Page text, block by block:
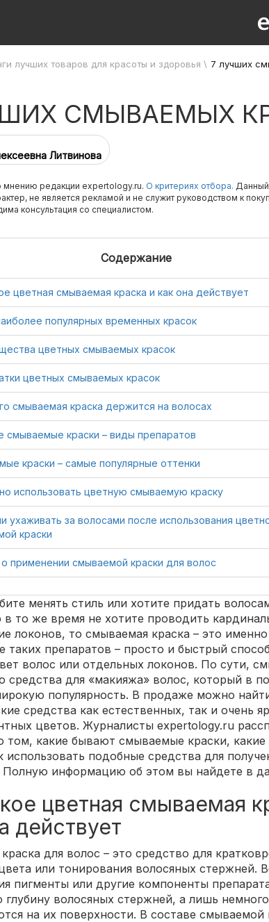
лучших товаров для красоты и здоровья \ 7 лучших
СМЫВАЕМЫХ
Литвинова
мнению редакции expertology.ru. О критериях отбора. Данный
не является рекламой и не служит руководством к
консультация со специалистом.
Содержание
цветная смываемая краска и как она действует
популярных временных красок
цветных смываемых красок
цветных смываемых красок
смываемая краска держится на волосах
смываемые краски – виды препаратов
краски – самые популярные оттенки
использовать цветную смываемую краску
ухаживать за волосами после использования
краски
применении смываемой краски для волос
менять стиль или хотите придать
в то же время не хотите проводить
локонов, то смываемая краска – это
таких препаратов – просто и быстрый
волос или отдельных локонов. По сути,
средства для «макияжа» волос, который в
популярность. В продаже можно
средства как естественных, так и очень
цветов. Журналисты expertology.ru
том, какие бывают смываемые краски,
использовать подобные средства для
Полную информацию об этом вы найдете в
цветная смываемая
действует
для волос – это средство для
или тонирования волосяных стержней.
пигменты или другие компоненты
волосяных стержней, а лишь
на их поверхности. В составе смываемой